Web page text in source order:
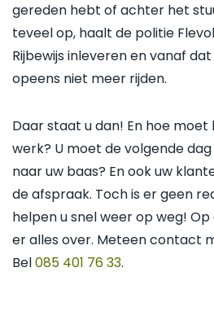
gereden hebt of achter het
teveel op, haalt de politie
Rijbewijs inleveren en vanaf
opeens niet meer rijden.
Daar staat u dan! En hoe
werk? U moet de volgende
naar uw baas? En ook uw
de afspraak. Toch is er geen
helpen u snel weer op weg!
er alles over. Meteen contact
Bel085 401 76 33.